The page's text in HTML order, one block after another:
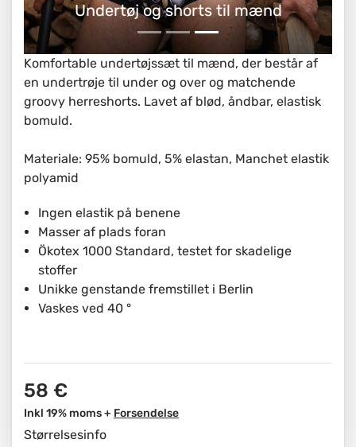
Undertøj og shorts til mænd
Komfortable undertøjssæt til mænd, der består af
en undertrøje til under og over og matchende
groovy herreshorts. Lavet af blød, åndbar, elastisk
bomuld.
Materiale: 95% bomuld, 5% elastan, Manchet elastik
polyamid
Ingen elastik på benene
Masser af plads foran
Ökotex 1000 Standard, testet for skadelige
stoffer
Unikke genstande fremstillet i Berlin
Vaskes ved 40 °
58 €
Inkl 19% moms + Forsendelse
Størrelsesinfo